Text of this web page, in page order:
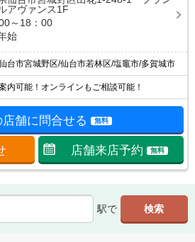
アヴァンス1F
～18：00
始
台市宮城野区/仙台市若林区/塩竈市/多賀城市
内可能！オンラインもご相談可能！
店舗に問合せる 無料
店舗来店予約 無料
駅で